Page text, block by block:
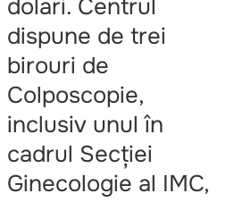
dolari. Centrul
dispune de trei
birouri de
Colposcopie,
inclusiv unul în
cadrul Secției
Ginecologie al IMC,